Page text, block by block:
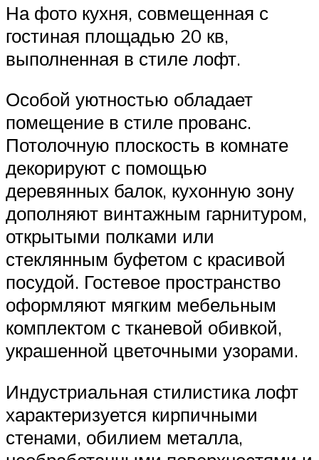
На фото кухня, совмещенная с
гостиная площадью 20 кв,
выполненная в стиле лофт.
Особой уютностью обладает
помещение в стиле прованс.
Потолочную плоскость в комнате
декорируют с помощью
деревянных балок, кухонную зону
дополняют винтажным гарнитуром,
открытыми полками или
стеклянным буфетом с красивой
посудой. Гостевое пространство
оформляют мягким мебельным
комплектом с тканевой обивкой,
украшенной цветочными узорами.
Индустриальная стилистика лофт
характеризуется кирпичными
стенами, обилием металла,